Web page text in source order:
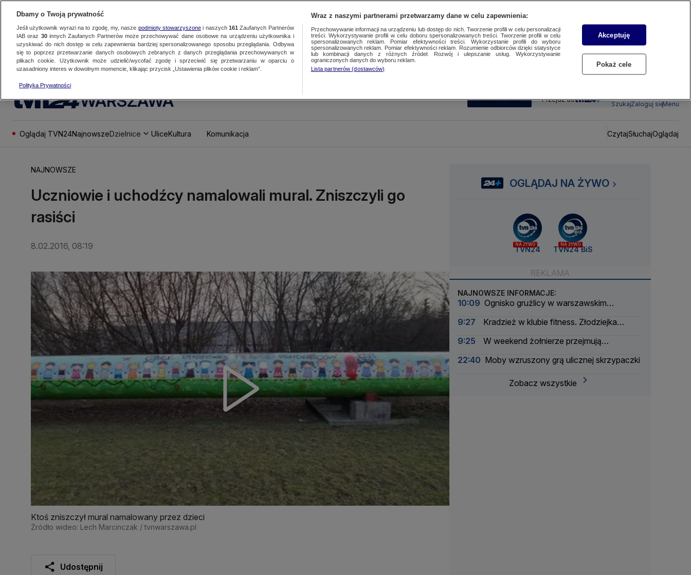
WARSZAWA SUBSKRYBUJ Przejdź do
SzukajZaloguj sięMenu
Oglądaj TVN24NajnowszeDzielnice UliceKultura Komunikacja CzytajSłuchajOglądaj
NAJNOWSZE
Uczniowie i uchodźcy namalowali mural. Zniszczyli go
rasiści
8.02.2016, 08:19
Ktoś zniszczył mural namalowany przez dzieci
Źródło wideo: Lech Marcinczak / tvnwarszawa.pl
Udostępnij
OGLĄDAJ NA ŻYWO
NA ŻYWO
TVN24
NA ŻYWO
TVN24 BiS
NAJNOWSZE INFORMACJE:
10:09 Ognisko gruźlicy w warszawskim
9:27
Kradzież w klubie fitness. Złodziejka
9:25
W weekend żołnierze przejmują
22:40 Moby wzruszony grą ulicznej skrzypaczki
Zobacz wszystkie
Dbamy o Twoją prywatność
Jeśli użytkownik wyrazi na to zgodę, my, nasze podmioty stowarzyszonei naszych 161 Zaufanych Partnerów
IAB oraz 30innych Zaufanych Partnerów może przechowywać dane osobowe na urządzeniu użytkownika i
uzyskiwać do nich dostęp w celu zapewnienia bardziej spersonalizowanego sposobu przeglądania. Odbywa
się to poprzez przetwarzanie danych osobowych zebranych z danych przeglądania przechowywanych w
plikach cookie. Użytkownik może udzielić/wycofać zgodę i sprzeciwić się przetwarzaniu w oparciu o
uzasadniony interes w dowolnym momencie, klikając przycisk „Ustawienia plików cookie i reklam”.
Polityka Prywatności
Wraz z naszymi partnerami przetwarzamy dane w celu zapewnienia:
Przechowywanie informacji na urządzeniu lub dostęp do nich. Tworzenie profili w celu personalizacji
treści. Wykorzystywanie profili w celu doboru spersonalizowanych treści. Tworzenie profili w celu
spersonalizowanych reklam. Pomiar efektywności treści. Wykorzystanie profili do wyboru
spersonalizowanych reklam. Pomiar efektywności reklam. Rozumienie odbiorców dzięki statystyce
lub kombinacji danych z różnych źródeł. Rozwój i ulepszanie usług. Wykorzystywanie
ograniczonych danych do wyboru reklam.
Lista partnerów (dostawców)
Akceptuję
Pokaż cele